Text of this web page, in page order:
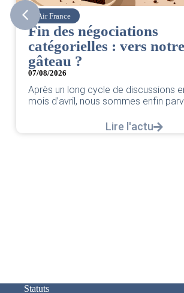
Air France
Fin des négociations
catégorielles : vers
gâteau ?
07/08/2026
Après un long cycle de discussions
mois d’avril, nous sommes enfin
Lire l'actu
Statuts